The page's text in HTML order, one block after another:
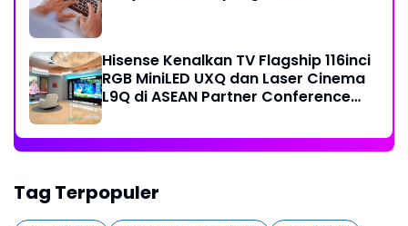
Hisense Kenalkan TV Flagship 116inci
RGB MiniLED UXQ dan Laser Cinema
L9Q di ASEAN Partner Conference
Tag Terpopuler